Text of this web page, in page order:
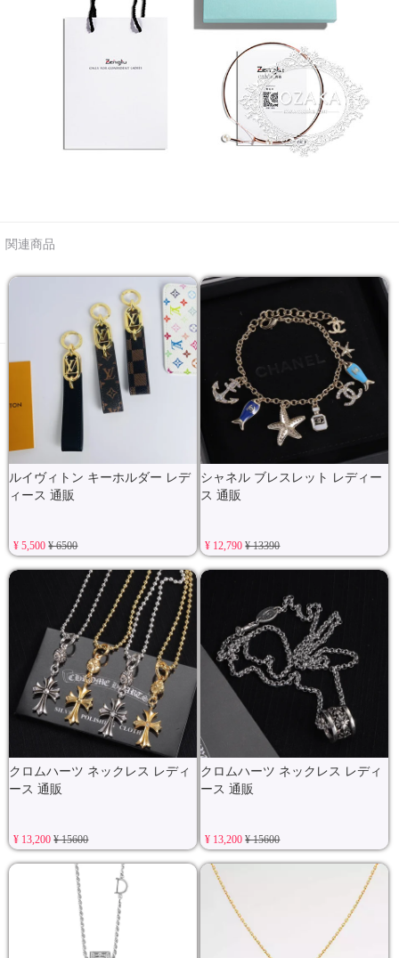
関連商品
ルイヴィトン キーホルダー レデ
ィース 通販
¥ 5,500¥ 6500
シャネル ブレスレット レディー
ス 通販
¥ 12,790¥ 13390
クロムハーツ ネックレス レディ
ース 通販
¥ 13,200¥ 15600
クロムハーツ ネックレス レディ
ース 通販
¥ 13,200¥ 15600